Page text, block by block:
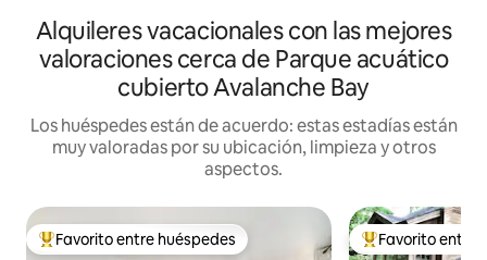
Alquileres vacacionales con las mejores
valoraciones cerca de Parque acuático
cubierto Avalanche Bay
Los huéspedes están de acuerdo: estas estadías están
muy valoradas por su ubicación, limpieza y otros
aspectos.
Favorito entre huéspedes preferido
Favorito entre huéspedes Favorito entre
Favorito entre